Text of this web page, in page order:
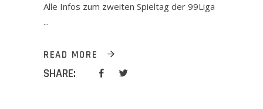
Alle Infos zum zweiten Spieltag der 99Liga
READ MORE
SHARE: